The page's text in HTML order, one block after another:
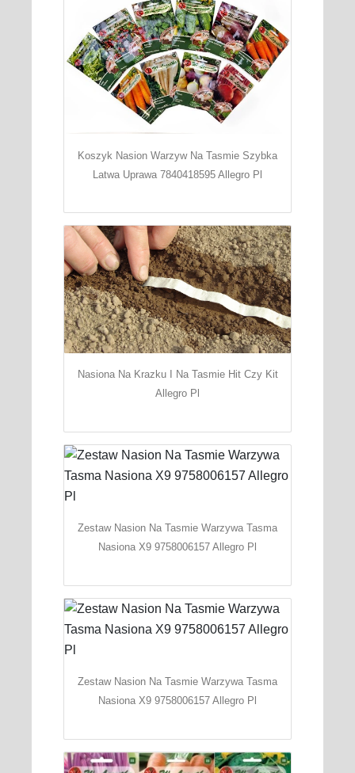
Koszyk Nasion Warzyw Na Tasmie Szybka
Latwa Uprawa 7840418595 Allegro Pl
Nasiona Na Krazku I Na Tasmie Hit Czy Kit
Allegro Pl
Zestaw Nasion Na Tasmie Warzywa Tasma
Nasiona X9 9758006157 Allegro Pl
Zestaw Nasion Na Tasmie Warzywa Tasma
Nasiona X9 9758006157 Allegro Pl